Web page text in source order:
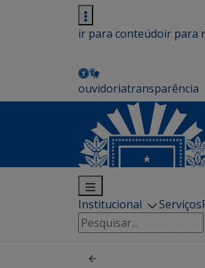
ir para conteúdoir para
ouvidoriatransparência
Institucional Serviços
Pesquisar
por: